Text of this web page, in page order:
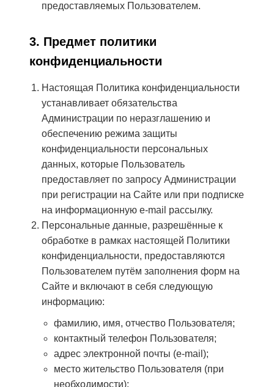
предоставляемых Пользователем.
3. Предмет политики
конфиденциальности
Настоящая Политика конфиденциальности
устанавливает обязательства
Администрации по неразглашению и
обеспечению режима защиты
конфиденциальности персональных
данных, которые Пользователь
предоставляет по запросу Администрации
при регистрации на Сайте или при подписке
на информационную e-mail рассылку.
Персональные данные, разрешённые к
обработке в рамках настоящей Политики
конфиденциальности, предоставляются
Пользователем путём заполнения форм на
Сайте и включают в себя следующую
информацию:
фамилию, имя, отчество Пользователя;
контактный телефон Пользователя;
адрес электронной почты (e-mail);
место жительство Пользователя (при
необходимости);